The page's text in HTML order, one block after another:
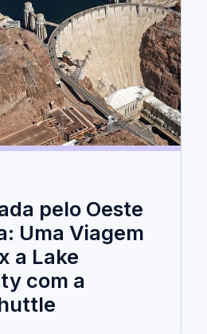
pelo Oeste
Uma Viagem
a Lake
com a